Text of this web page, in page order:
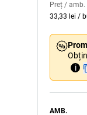
Preț / amb.
33,33 lei /
i
AMB.